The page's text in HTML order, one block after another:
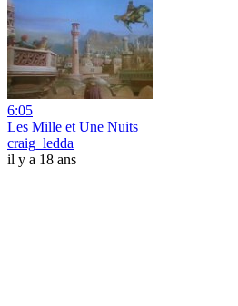
6:05
Les Mille et Une Nuits
craig_ledda
il y a 18 ans